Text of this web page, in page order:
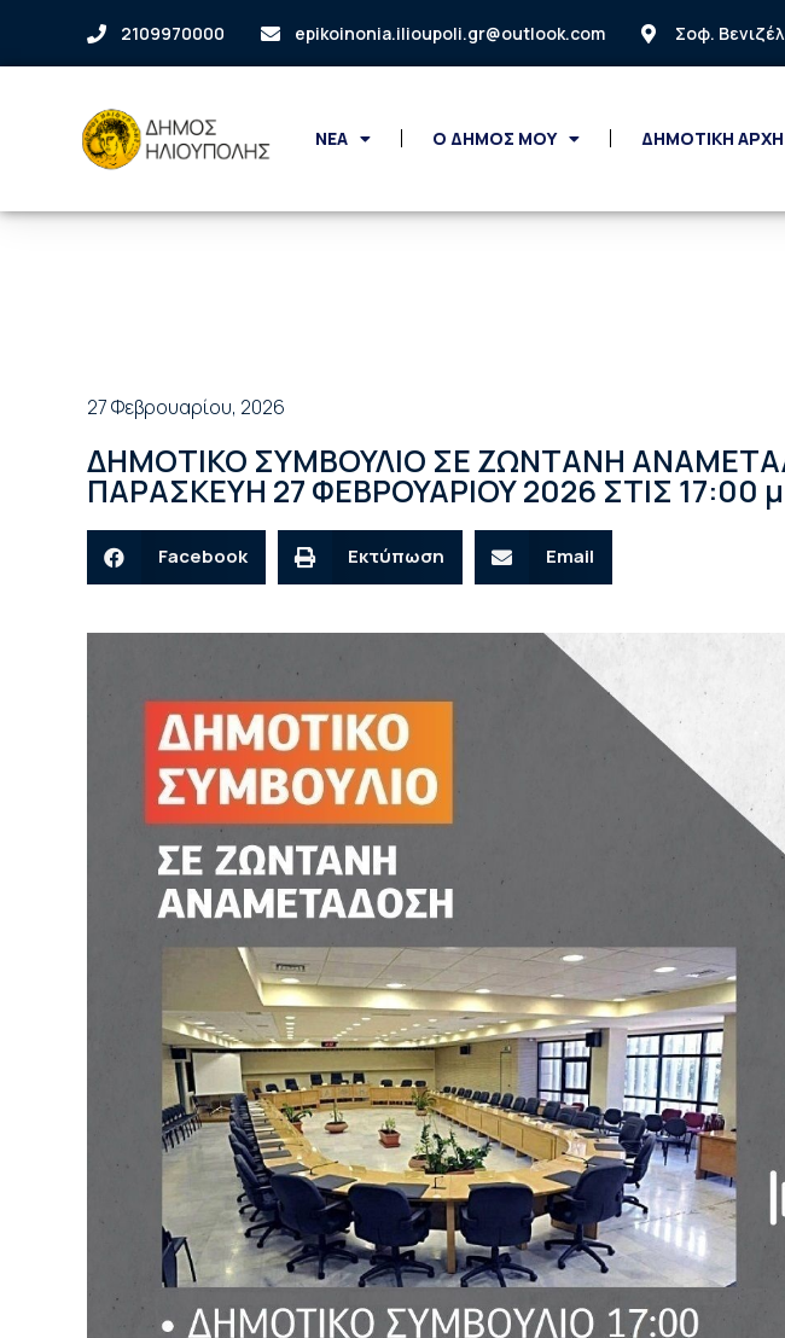
2109970000 epikoinonia.ilioupoli.gr@outlook.com Σοφ.
ΝΕΑ Ο ΔΗΜΟΣ ΜΟΥ ΔΗΜΟΤΙΚΗ ΑΡΧΗ
27 Φεβρουαρίου, 2026
ΔΗΜΟΤΙΚΟ ΣΥΜΒΟΥΛΙΟ ΣΕ ΖΩΝΤΑΝΗ
ΠΑΡΑΣΚΕΥΗ 27 ΦΕΒΡΟΥΑΡΙΟΥ 2026 ΣΤΙΣ 17:00
Facebook Εκτύπωση Email